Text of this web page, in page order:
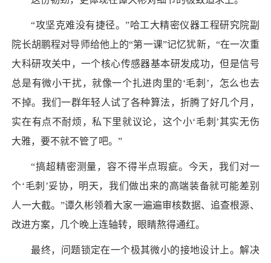
“攻坚克难没有捷径。”哈工大精密仪器工程研究院副
院长胡鹏程对导师给他上的“第一课”记忆犹新，“在一次重
大科研攻关中，一个核心传感器基本研发成功，但是信号
总是有微小干扰，就像一个扎进肉里的‘毛刺’，怎么也去
不掉。我们一群年轻人试了各种算法，折腾了好几个月，
实在有点不耐烦，私下里就议论，这个小‘毛刺’其实无伤
大雅，要不就不管了吧。”
“搞超精密测量，容不得半点瑕疵。今天，我们对一
个‘毛刺’妥协，明天，我们做出来的高端装备就可能差别
人一大截。”谭久彬领着大家一遍遍审核数据、追查根源、
改进方案，几个晚上连轴转，眼睛熬得通红。
最终，问题锁定在一个极其微小的接地设计上。解决